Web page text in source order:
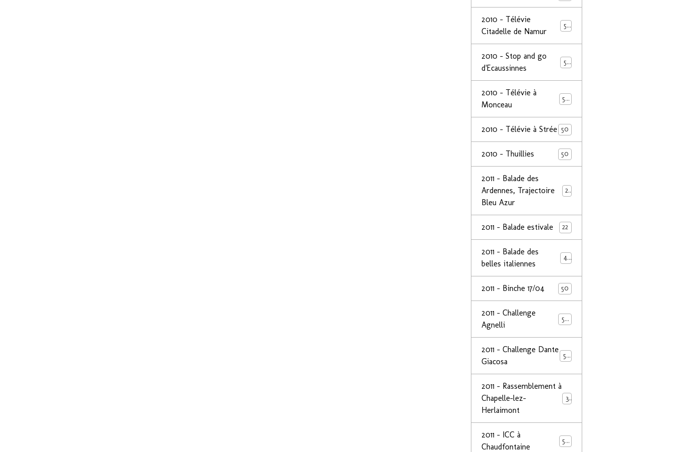
2010 - Télévie
Citadelle de Namur
50
2010 - Stop and go
d'Ecaussinnes
50
2010 - Télévie à
Monceau
50
2010 - Télévie à Strée 50
2010 - Thuillies 50
2011 - Balade des
Ardennes, Trajectoire
Bleu Azur
24
2011 - Balade estivale 22
2011 - Balade des
belles italiennes
49
2011 - Binche 17/04 50
2011 - Challenge
Agnelli
50
2011 - Challenge Dante
Giacosa
50
2011 - Rassemblement à
Chapelle-lez-
Herlaimont
32
2011 - ICC à
Chaudfontaine
50